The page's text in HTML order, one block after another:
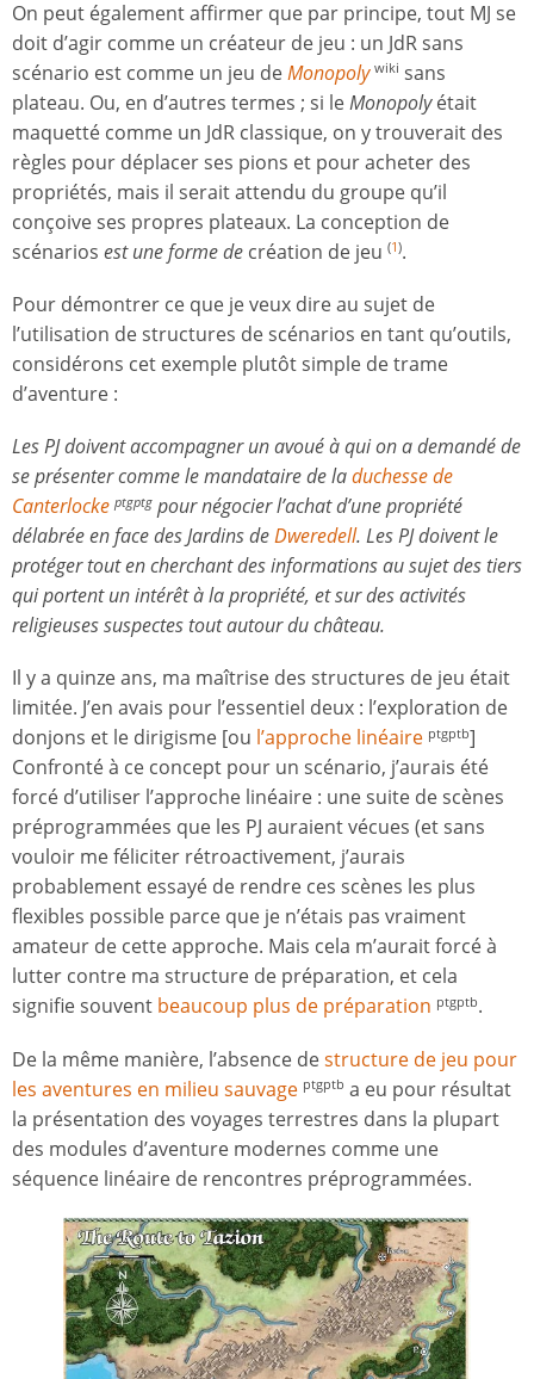
On peut également affirmer que par principe, tout MJ se
doit d’agir comme un créateur de jeu : un JdR sans
scénario est comme un jeu deMonopoly wiki sans
plateau. Ou, en d’autres termes ; si leMonopolyétait
maquetté comme un JdR classique, on y trouverait des
règles pour déplacer ses pions et pour acheter des
propriétés, mais il serait attendu du groupe qu’il
conçoive ses propres plateaux. La conception de
scénarios est une forme de création de jeu (1).
Pour démontrer ce que je veux dire au sujet de
l’utilisation de structures de scénarios en tant qu’outils,
considérons cet exemple plutôt simple de trame
d’aventure :
Les PJ doivent accompagner un avoué à qui on a demandé de
se présenter comme le mandataire de laduchesse de
Canterlocke ptgptg pour négocier l’achat d’une propriété
délabrée en face des Jardins deDweredell. Les PJ doivent le
protéger tout en cherchant des informations au sujet des tiers
qui portent un intérêt à la propriété, et sur des activités
religieuses suspectes tout autour du château.
Il y a quinze ans, ma maîtrise des structures de jeu était
limitée. J’en avais pour l’essentiel deux : l’exploration de
donjons et le dirigisme [ou l’approche linéaire ptgptb]
Confronté à ce concept pour un scénario, j’aurais été
forcé d’utiliser l’approche linéaire : une suite de scènes
préprogrammées que les PJ auraient vécues (et sans
vouloir me féliciter rétroactivement, j’aurais
probablement essayé de rendre ces scènes les plus
flexibles possible parce que je n’étais pas vraiment
amateur de cette approche. Mais cela m’aurait forcé à
lutter contre ma structure de préparation, et cela
signifie souvent beaucoup plus de préparation ptgptb.
De la même manière, l’absence destructure de jeu pour
les aventures en milieu sauvage ptgptb a eu pour résultat
la présentation des voyages terrestres dans la plupart
des modules d’aventure modernes comme une
séquence linéaire de rencontres préprogrammées.